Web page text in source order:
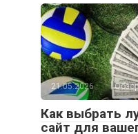
21.05.2026
Как выбрать
сайт для